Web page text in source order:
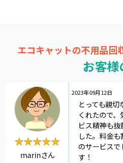
エコキャットの不用品回
お客様
2023年09月12日
★★★★★
★★★★★
marinさん
とっても親
くれたので
ビス精神も
した。料金
のサービス
す！